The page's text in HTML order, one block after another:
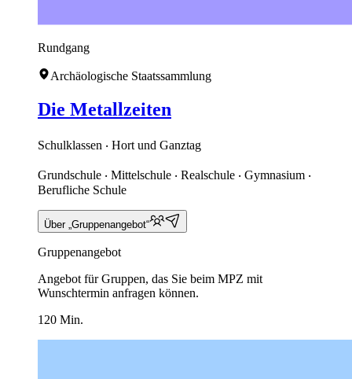
Rundgang
Archäologische Staatssammlung
Die Metallzeiten
Schulklassen ‧ Hort und Ganztag
Grundschule ‧ Mittelschule ‧ Realschule ‧ Gymnasium ‧
Berufliche Schule
Über „Gruppenangebot“
Gruppenangebot
Angebot für Gruppen, das Sie beim MPZ mit
Wunschtermin anfragen können.
120 Min.